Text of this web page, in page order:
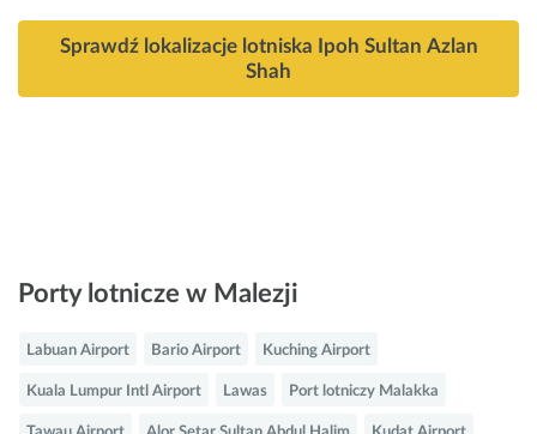
Sprawdź lokalizacje lotniska Ipoh Sultan Azlan
Shah
Porty lotnicze w Malezji
Labuan Airport Bario Airport Kuching Airport
Kuala Lumpur Intl Airport Lawas Port lotniczy Malakka